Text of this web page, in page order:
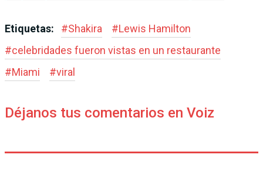
Etiquetas: #Shakira #Lewis Hamilton
#celebridades fueron vistas en un restaurante
#Miami #viral
Déjanos tus comentarios en Voiz